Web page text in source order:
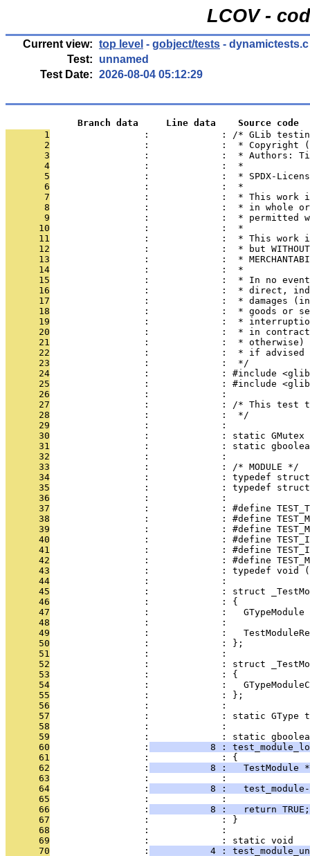
LCOV -
Current view: top level - gobject/tests - dynamictests.c
Test:
unnamed
Test Date: 2026-08-04 05:12:29
             Branch data     Line data    Source code
       1
:             : /* GLib
       2
:             :  * Copyright
       3
:             :  * Authors:
       4
                 :             :  *
       5
:             :  * SPDX-
       6
                 :             :  *
       7
:             :  * This work
       8
:             :  * in whole
       9
:             :  * permitted
      10
                 :             :  *
      11
:             :  * This work
      12
:             :  * but
      13
:             :  *
      14
                 :             :  *
      15
:             :  * In no
      16
:             :  * direct,
      17
:             :  * damages
      18
:             :  * goods or
      19
:             :  *
      20
:             :  * in
      21
:             :  *
      22
:             :  * if
      23
                 :             :  */
      24
:             : #include
      25
:             : #include
      26
                 :             :
      27
:             : /* This test
      28
                 :             :  */
      29
                 :             :
      30
:             : static GMutex
      31
:             : static
      32
                 :             :
      33
                 :             : /* MODULE */
      34
:             : typedef
      35
:             : typedef
      36
                 :             :
      37
:             : #define
      38
:             : #define
      39
:             : #define
      40
:             : #define
      41
:             : #define
      42
:             : #define
      43
:             : typedef void
      44
                 :             :
      45
:             : struct
      46
                 :             : {
      47
:             :   GTypeModule
      48
                 :             :
      49
:             :
      50
                 :             : };
      51
                 :             :
      52
:             : struct
      53
                 :             : {
      54
:             :
      55
                 :             : };
      56
                 :             :
      57
:             : static GType
      58
                 :             :
      59
:             : static
      60
                 :
8 :
      61
                 :             : {
      62
                 :
8 :   TestModule
      63
                 :             :
      64
                 :
8 :
      65
                 :             :
      66
                 :
           8 :   return TRUE;
      67
                 :             : }
      68
                 :             :
      69
                 :             : static void
      70
                 :
4 :